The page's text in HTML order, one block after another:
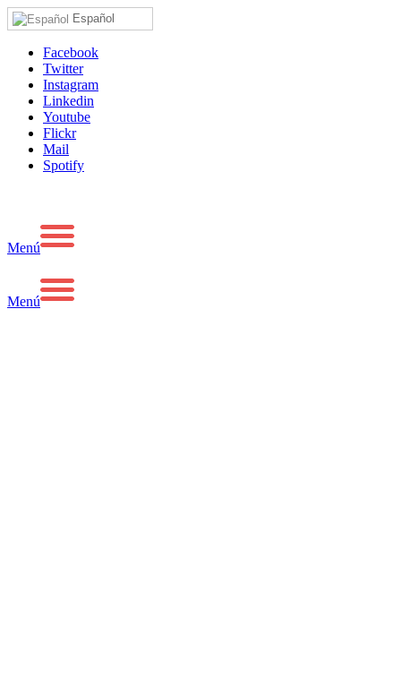
Español
Facebook
Twitter
Instagram
Linkedin
Youtube
Flickr
Mail
Spotify
Menú
Menú